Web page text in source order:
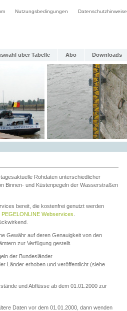
Nutzungsbedingungen Datenschutzhinweise
über Tabelle Abo Downloads
tagesaktuelle Rohdaten unterschiedlicher
Binnen- und Küstenpegeln der Wasserstraßen
bereit, die kostenfrei genutzt werden
PEGELONLINE Webservices
Gewähr auf deren Genauigkeit von den
zur Verfügung gestellt.
der Bundesländer.
Länder erhoben und veröffentlicht (siehe
und Abflüsse ab dem 01.01.2000 zur
Daten vor dem 01.01.2000, dann wenden